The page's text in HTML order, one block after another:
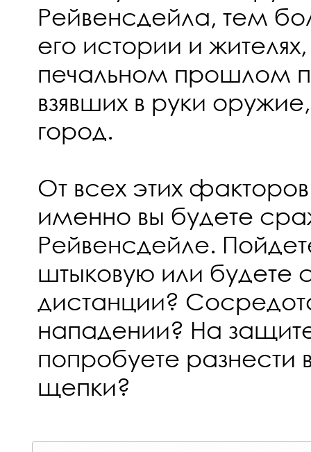
Рейвенсдейла, тем
его истории и
печальном прошлом
взявших в руки
город.
От всех этих
именно вы будете
Рейвенсдейле.
штыковую или будете
дистанции?
нападении? На
попробуете разнести
щепки?